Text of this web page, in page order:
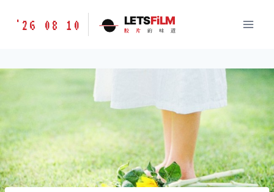
胶
味
LETSFILM
'26 08 10 LETSFiLM
胶 片 的 味 道